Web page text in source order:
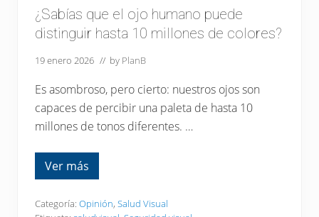
l
a
?
l
e
u
n
e
s
p
i
o
¿Sabías que el ojo humano puede
distinguir hasta 10 millones de colores?
19 enero 2026 // by PlanB
Es asombroso, pero cierto: nuestros ojos son
capaces de percibir una paleta de hasta 10
millones de tonos diferentes. …
¿
S
b
Ver más
Categoría: Opinión, Salud Visual